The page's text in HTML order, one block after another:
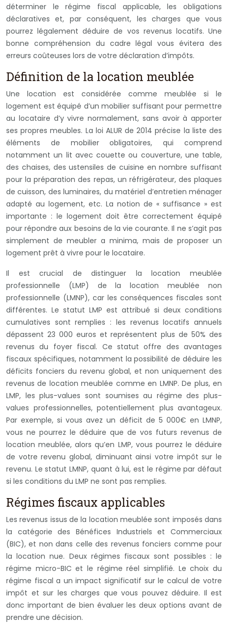
déterminer le régime fiscal applicable, les obligations
déclaratives et, par conséquent, les charges que vous
pourrez légalement déduire de vos revenus locatifs. Une
bonne compréhension du cadre légal vous évitera des
erreurs coûteuses lors de votre déclaration d’impôts.
Définition de la location meublée
Une location est considérée comme meublée si le
logement est équipé d’un mobilier suffisant pour permettre
au locataire d’y vivre normalement, sans avoir à apporter
ses propres meubles. La loi ALUR de 2014 précise la liste des
éléments de mobilier obligatoires, qui comprend
notamment un lit avec couette ou couverture, une table,
des chaises, des ustensiles de cuisine en nombre suffisant
pour la préparation des repas, un réfrigérateur, des plaques
de cuisson, des luminaires, du matériel d’entretien ménager
adapté au logement, etc. La notion de « suffisance » est
importante : le logement doit être correctement équipé
pour répondre aux besoins de la vie courante. Il ne s’agit pas
simplement de meubler a minima, mais de proposer un
logement prêt à vivre pour le locataire.
Il est crucial de distinguer la location meublée
professionnelle (LMP) de la location meublée non
professionnelle (LMNP), car les conséquences fiscales sont
différentes. Le statut LMP est attribué si deux conditions
cumulatives sont remplies : les revenus locatifs annuels
dépassent 23 000 euros et représentent plus de 50% des
revenus du foyer fiscal. Ce statut offre des avantages
fiscaux spécifiques, notamment la possibilité de déduire les
déficits fonciers du revenu global, et non uniquement des
revenus de location meublée comme en LMNP. De plus, en
LMP, les plus-values sont soumises au régime des plus-
values professionnelles, potentiellement plus avantageux.
Par exemple, si vous avez un déficit de 5 000€ en LMNP,
vous ne pourrez le déduire que de vos futurs revenus de
location meublée, alors qu’en LMP, vous pourrez le déduire
de votre revenu global, diminuant ainsi votre impôt sur le
revenu. Le statut LMNP, quant à lui, est le régime par défaut
si les conditions du LMP ne sont pas remplies.
Régimes fiscaux applicables
Les revenus issus de la location meublée sont imposés dans
la catégorie des Bénéfices Industriels et Commerciaux
(BIC), et non dans celle des revenus fonciers comme pour
la location nue. Deux régimes fiscaux sont possibles : le
régime micro-BIC et le régime réel simplifié. Le choix du
régime fiscal a un impact significatif sur le calcul de votre
impôt et sur les charges que vous pouvez déduire. Il est
donc important de bien évaluer les deux options avant de
prendre une décision.